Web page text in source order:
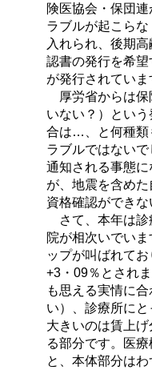
険医協会・保団
ラブルが起こら
入れられ、後期
認書の発行を希
が発行されていま
厚労省からは保
いない？）とい
合は…、と何種類
ラブルではない
通知される事態
が、地震を含め
資格確認ができ
さて、本年は診
院が相次いでい
ップが叫ばれて
+3・09％とされ
も思える実情に
い）、診療所に
大きいのは賃上
る部分です。医
と、本体部分は